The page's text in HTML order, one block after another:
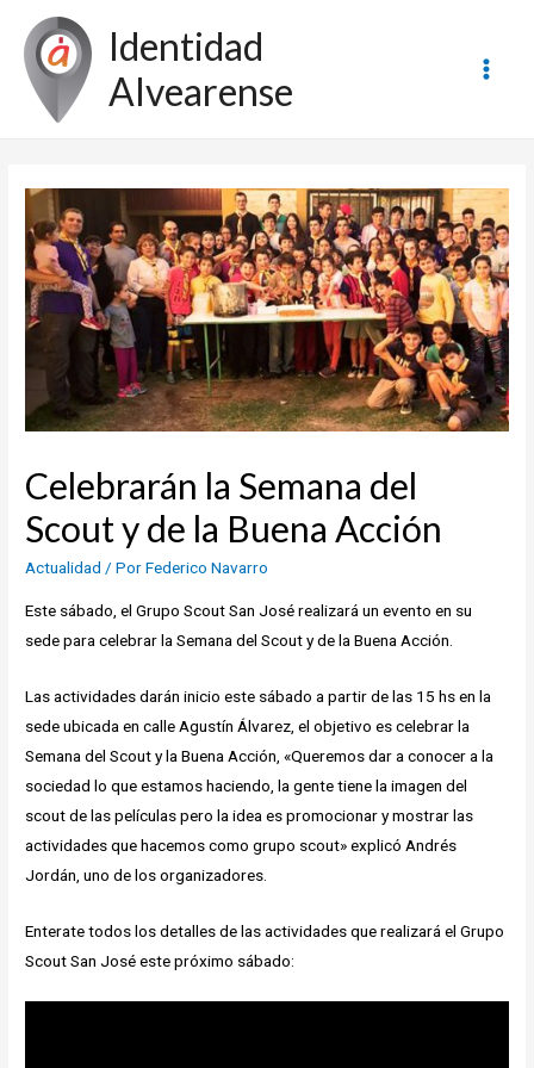
contenido
Identidad
Alvearense
Celebrarán la Semana del
Scout y de la Buena Acción
Actualidad / PorFederico Navarro
Este sábado, el Grupo Scout San José realizará un evento en su
sede para celebrar la Semana del Scout y de la Buena Acción.
Las actividades darán inicio este sábado a partir de las 15 hs en la
sede ubicada en calle Agustín Álvarez, el objetivo es celebrar la
Semana del Scout y la Buena Acción, «Queremos dar a conocer a la
sociedad lo que estamos haciendo, la gente tiene la imagen del
scout de las películas pero la idea es promocionar y mostrar las
actividades que hacemos como grupo scout» explicó Andrés
Jordán, uno de los organizadores.
Enterate todos los detalles de las actividades que realizará el Grupo
Scout San José este próximo sábado: